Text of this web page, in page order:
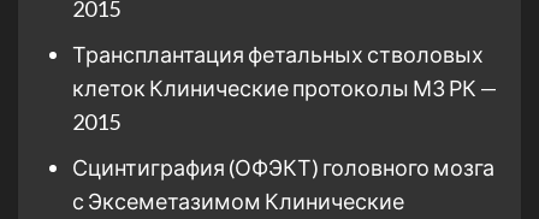
2015
Трансплантация фетальных стволовых
клеток Клинические протоколы МЗ РК —
2015
Сцинтиграфия (ОФЭКТ) головного мозга
с Эксеметазимом Клинические